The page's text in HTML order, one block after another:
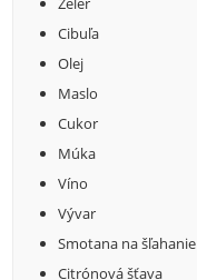
Cibuľa
Olej
Maslo
Cukor
Múka
Víno
Vývar
Smotana na šľahanie
Citrónová šťava